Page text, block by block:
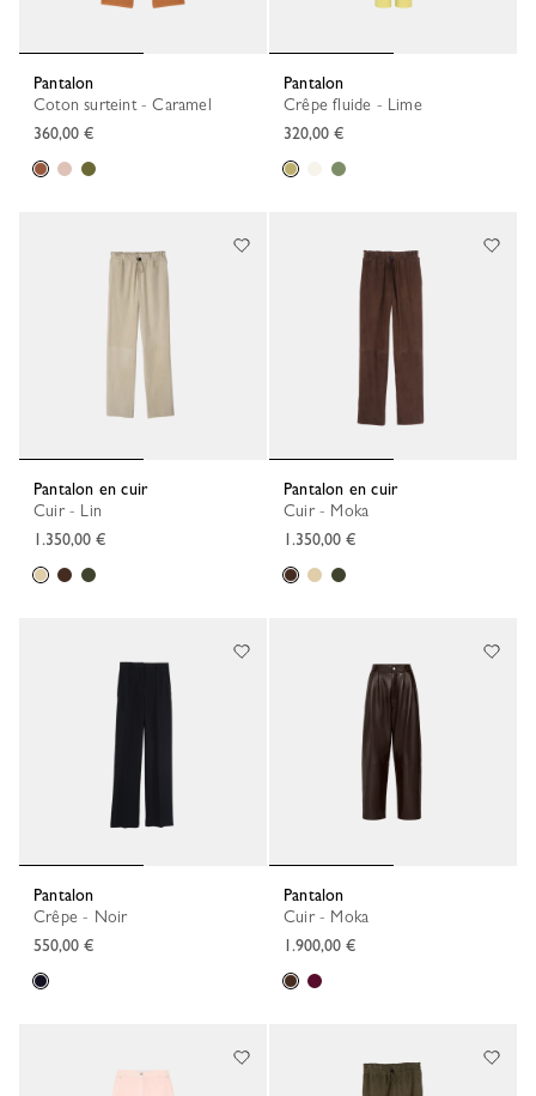
Pantalon
Coton surteint - Caramel
360,00 €
Pantalon
Crêpe fluide - Lime
320,00 €
Pantalon en cuir
Cuir - Lin
1.350,00 €
Pantalon en cuir
Cuir - Moka
1.350,00 €
Pantalon
Crêpe - Noir
550,00 €
Pantalon
Cuir - Moka
1.900,00 €